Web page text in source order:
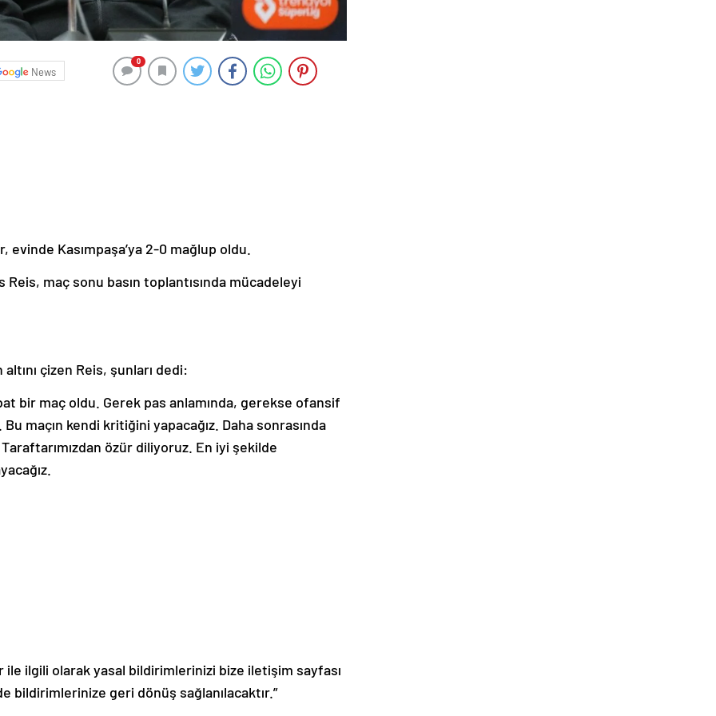
News
0
evinde Kasımpaşa’ya 2-0 mağlup oldu.
maç sonu basın toplantısında mücadeleyi
çizen Reis, şunları dedi:
bir maç oldu. Gerek pas anlamında, gerekse ofansif
maçın kendi kritiğini yapacağız. Daha sonrasında
özür diliyoruz. En iyi şekilde
ile ilgili olarak yasal bildirimlerinizi bize iletişim sayfası
bildirimlerinize geri dönüş sağlanılacaktır.”